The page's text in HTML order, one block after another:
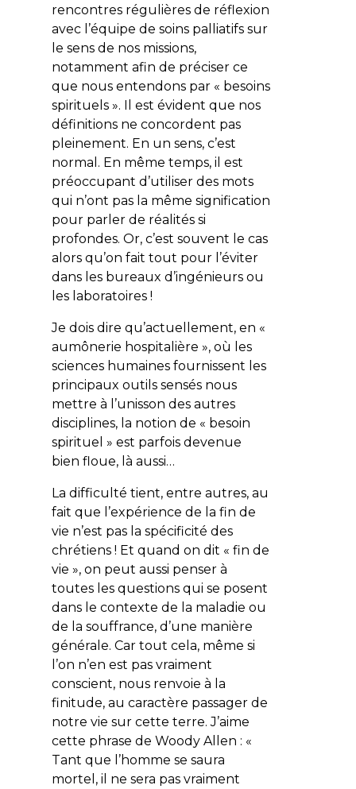
rencontres régulières de réflexion
avec l’équipe de soins palliatifs sur
le sens de nos missions,
notamment afin de préciser ce
que nous entendons par « besoins
spirituels ». Il est évident que nos
définitions ne concordent pas
pleinement. En un sens, c’est
normal. En même temps, il est
préoccupant d’utiliser des mots
qui n’ont pas la même signification
pour parler de réalités si
profondes. Or, c’est souvent le cas
alors qu’on fait tout pour l’éviter
dans les bureaux d’ingénieurs ou
les laboratoires !
Je dois dire qu’actuellement, en «
aumônerie hospitalière », où les
sciences humaines fournissent les
principaux outils sensés nous
mettre à l’unisson des autres
disciplines, la notion de « besoin
spirituel » est parfois devenue
bien floue, là aussi…
La difficulté tient, entre autres, au
fait que l’expérience de la fin de
vie n’est pas la spécificité des
chrétiens ! Et quand on dit « fin de
vie », on peut aussi penser à
toutes les questions qui se posent
dans le contexte de la maladie ou
de la souffrance, d’une manière
générale. Car tout cela, même si
l’on n’en est pas vraiment
conscient, nous renvoie à la
finitude, au caractère passager de
notre vie sur cette terre. J’aime
cette phrase de Woody Allen : «
Tant que l’homme se saura
mortel, il ne sera pas vraiment